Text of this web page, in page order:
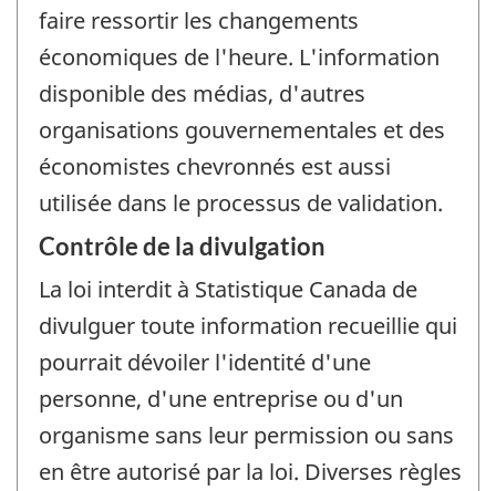
faire ressortir les changements
économiques de l'heure. L'information
disponible des médias, d'autres
organisations gouvernementales et des
économistes chevronnés est aussi
utilisée dans le processus de validation.
Contrôle de la divulgation
La loi interdit à Statistique Canada de
divulguer toute information recueillie qui
pourrait dévoiler l'identité d'une
personne, d'une entreprise ou d'un
organisme sans leur permission ou sans
en être autorisé par la loi. Diverses règles